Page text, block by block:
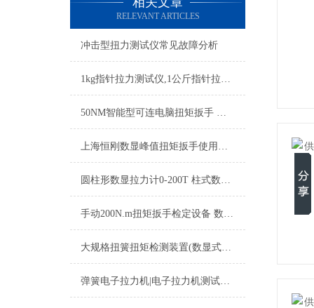
RELEVANT ARTICLES
冲击型扭力测试仪常见故障分析
1kg指针拉力测试仪,1公斤指针拉力测量仪,10N指针拉力检测仪价格
50NM智能型可连电脑扭矩扳手 实时同步数据至电脑的扭矩扳手
上海恒刚数显峰值扭矩扳手使用寿命是多久及注意事项
圆柱形数显拉力计0-200T 柱式数显测力仪 智能拉压力测力仪
手动200N.m扭矩扳手检定设备 数字显示扭矩扳手校准仪 智能型扭矩扳手检测器
大规格扭簧扭矩检测装置(数显式扭簧扭矩检测仪600Nm)生产厂家
弹簧电子拉力机|电子拉力机测试塑料